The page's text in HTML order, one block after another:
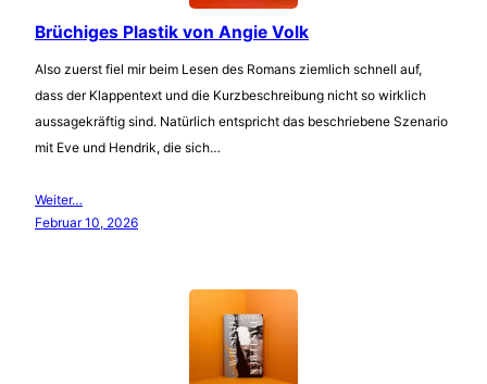
Brüchiges Plastik von Angie Volk
Also zuerst fiel mir beim Lesen des Romans ziemlich schnell auf,
dass der Klappentext und die Kurzbeschreibung nicht so wirklich
aussagekräftig sind. Natürlich entspricht das beschriebene Szenario
mit Eve und Hendrik, die sich…
Weiter…
Februar 10, 2026